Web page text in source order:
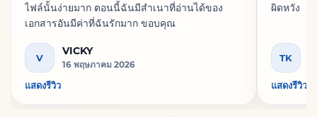
ไฟล์นั้นง่ายมาก ตอนนี้ฉันมีสำเนาที่อ่านได้ของ
เอกสารอันมีค่าที่ฉันรักมาก ขอบคุณ
V
VICKY
16 พฤษภาคม 2026
แสดงรีวิว
ผิดหวัง
TK
แสดงรีวิว